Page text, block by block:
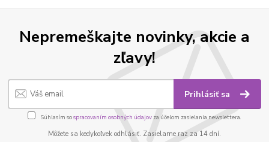
Nepremeškajte novinky, akcie a
zľavy!
Prihlásiť sa
Súhlasím sospracovaním osobných údajov za účelom zasielania newslettera.
Môžete sa kedykoľvek odhlásiť. Zasielame raz za 14 dní.